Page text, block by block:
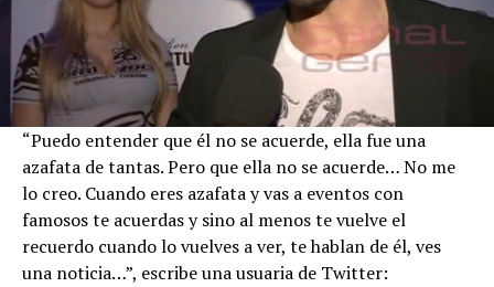
“Puedo entender que él no se acuerde, ella fue una
azafata de tantas. Pero que ella no se acuerde… No me
lo creo. Cuando eres azafata y vas a eventos con
famosos te acuerdas y sino al menos te vuelve el
recuerdo cuando lo vuelves a ver, te hablan de él, ves
una noticia…”, escribe una usuaria de Twitter: